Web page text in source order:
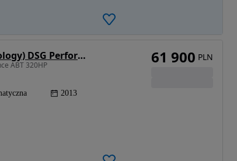
Volkswagen Golf GTI (BlueMotion Technology) DSG Performance
ABT 320HP
2013
61 900 PLN